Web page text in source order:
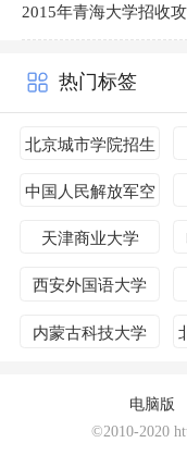
2015年青海大学招收
热门标签
北京城市学院招生
中国人民解放军空
天津商业大学
西安外国语大学
内蒙古科技大学
电脑版
©2010-2020